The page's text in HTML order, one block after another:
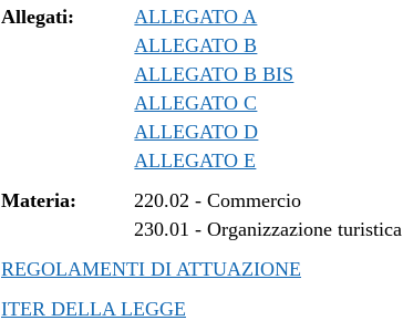
Allegati:
ALLEGATO A
ALLEGATO B
ALLEGATO B BIS
ALLEGATO C
ALLEGATO D
ALLEGATO E
Materia:
220.02 -Commercio
230.01 -Organizzazione turistica
REGOLAMENTI DI ATTUAZIONE
ITER DELLA LEGGE